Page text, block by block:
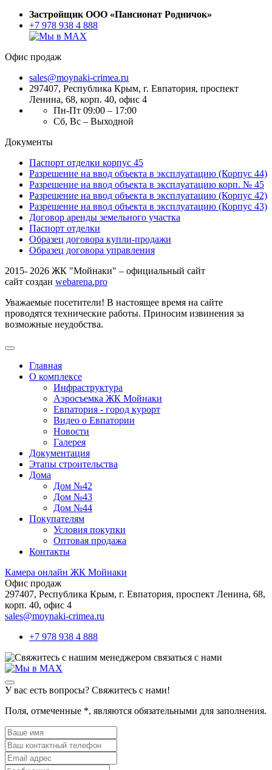
Застройщик ООО «Пансионат Родничок»
+7 978 938 4 888
Офис продаж
sales@moynaki-crimea.ru
297407, Республика Крым, г. Евпатория, проспект
Ленина, 68, корп. 40, офис 4
Пн-Пт 09:00 – 17:00
Сб, Вс – Выходной
Документы
Паспорт отделки корпус 45
Разрешение на ввод объекта в эксплуатацию (Корпус 44)
Разрешение на ввод объекта в эксплуатацию корп. № 45
Разрешение на ввод объекта в эксплуатацию (Корпус 42)
Разрешение на ввод объекта в эксплуатацию (Корпус 43)
Договор аренды земельного участка
Паспорт отделки
Образец договора купли-продажи
Образец договора управления
2015- 2026 ЖК "Мойнаки" – официальный сайт
сайт создан webarena.pro
Уважаемые посетители! В настоящее время на сайте
проводятся технические работы. Приносим извинения за
возможные неудобства.
Главная
О комплексе
Инфраструктура
Аэросъемка ЖК Мойнаки
Евпатория - город курорт
Видео о Евпатории
Новости
Галерея
Документация
Этапы строительства
Дома
Дом №42
Дом №43
Дом №44
Покупателям
Условия покупки
Оптовая продажа
Контакты
Камера онлайн ЖК Мойнаки
Офис продаж
297407, Республика Крым, г. Евпатория, проспект Ленина, 68,
корп. 40, офис 4
sales@moynaki-crimea.ru
+7 978 938 4 888
связаться с нами
У вас есть вопросы? Свяжитесь с нами!
Поля, отмеченные *, являются обязательными для заполнения.